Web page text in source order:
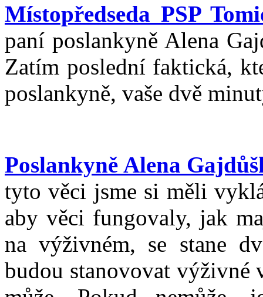
Místopředseda PSP
paní poslankyně Alena
Zatím poslední faktická,
poslankyně, vaše dvě
Poslankyně Alena
tyto věci jsme si měli
aby věci fungovaly, jak
na výživném, se stane
budou stanovovat výživné